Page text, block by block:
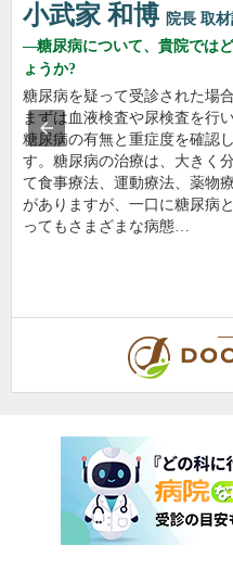
小武家 和博 院長 取
糖尿病について、貴院では
ょうか?
糖尿病を疑って受診された場合
まずは血液検査や尿検査を行い
糖尿病の有無と重症度を確認
す。糖尿病の治療は、大きく
て食事療法、運動療法、薬物
がありますが、一口に糖尿病
ってもさまざまな病態…